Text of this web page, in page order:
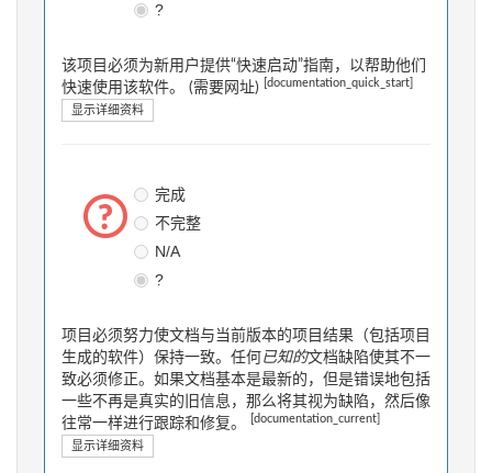
?
该项目必须为新用户提供“快速启动”指南，以帮助他们
快速使用该软件。 (需要网址)
[documentation_quick_start]
显示详细资料
完成
不完整
N/A
?
项目必须努力使文档与当前版本的项目结果（包括项目
生成的软件）保持一致。任何 已知的文档缺陷使其不一
致必须修正。如果文档基本是最新的，但是错误地包括
一些不再是真实的旧信息，那么将其视为缺陷，然后像
往常一样进行跟踪和修复。
[documentation_current]
显示详细资料